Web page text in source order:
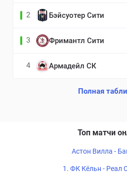
2 Бэйсуотер Сити
3 Фримантл Сити
4 Армадейл СК
Полная
Топ матчи
Астон Вилла -
1. ФК Кёльн - Реал